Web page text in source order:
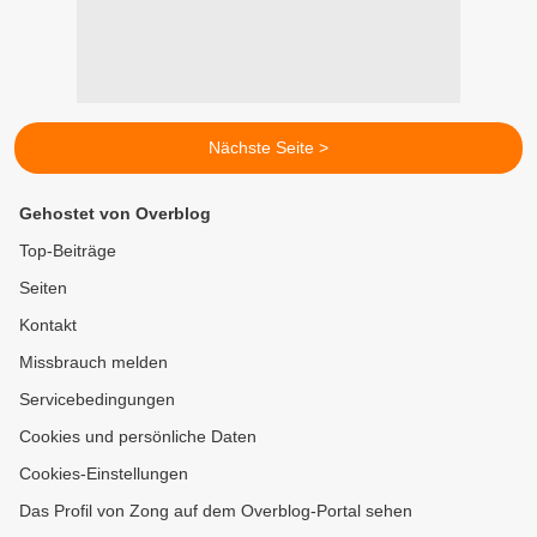
Nächste Seite >
Gehostet von Overblog
Top-Beiträge
Seiten
Kontakt
Missbrauch melden
Servicebedingungen
Cookies und persönliche Daten
Cookies-Einstellungen
Das Profil von Zong auf dem Overblog-Portal sehen